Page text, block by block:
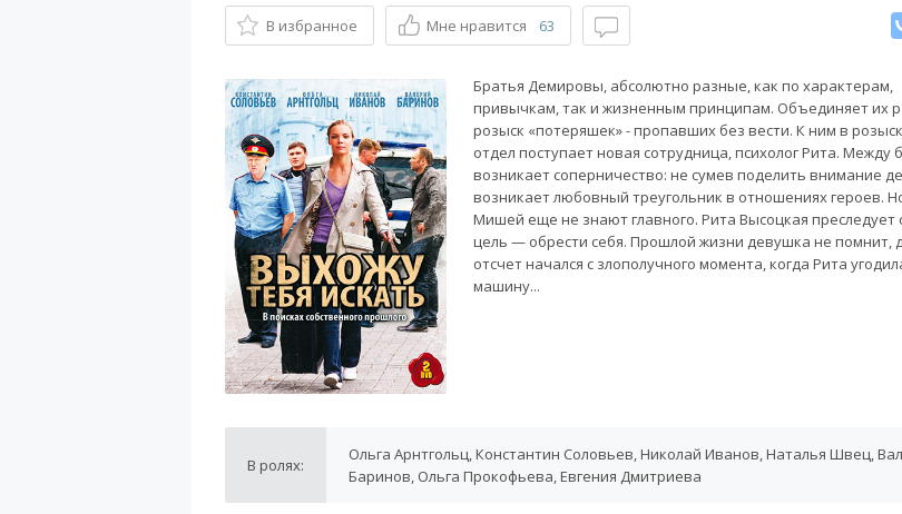
В избранное Мне нравится 63
Братья Демировы, абсолютно разные, как по характерам,
привычкам, так и жизненным принципам. Объединяет их
розыск «потеряшек» - пропавших без вести. К ним в
отдел поступает новая сотрудница, психолог Рита. Между
возникает соперничество: не сумев поделить внимание
возникает любовный треугольник в отношениях героев.
Мишей еще не знают главного. Рита Высоцкая преследует
цель — обрести себя. Прошлой жизни девушка не помнит,
отсчет начался с злополучного момента, когда Рита
машину...
В ролях:
Ольга Арнтгольц, Константин Соловьев, Николай Иванов, Наталья Швец,
Баринов, Ольга Прокофьева, Евгения Дмитриева